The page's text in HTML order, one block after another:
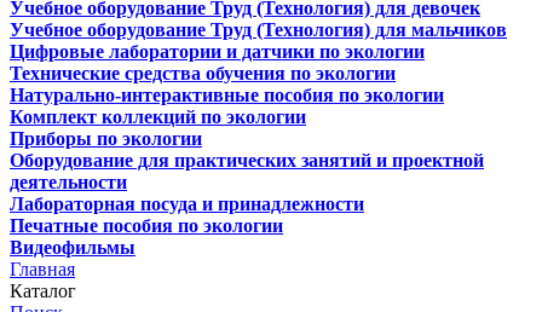
Учебное оборудование Труд (Технология) для девочек
Учебное оборудование Труд (Технология) для мальчиков
Цифровые лаборатории и датчики по экологии
Технические средства обучения по экологии
Натурально-интерактивные пособия по экологии
Комплект коллекций по экологии
Приборы по экологии
Оборудование для практических занятий и проектной
деятельности
Лабораторная посуда и принадлежности
Печатные пособия по экологии
Видеофильмы
Главная
Каталог